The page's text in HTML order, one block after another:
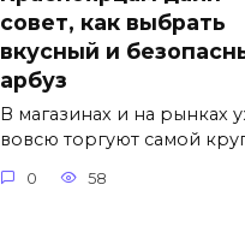
совет, как выбрать
вкусный и
арбуз
В магазинах и на рынках
вовсю торгуют самой
0 58